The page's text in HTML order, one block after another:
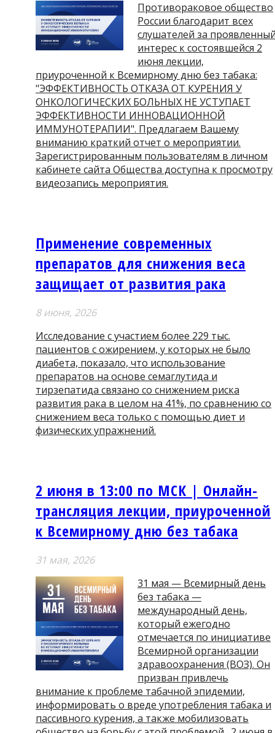
Противораковое общество
России благодарит всех
слушателей за
интерес к состоявшейся 2
июня лекции,
приуроченной к Всемирному дню без табака:
"ЭФФЕКТИВНОСТЬ ОТКАЗА ОТ КУРЕНИЯ У
ОНКОЛОГИЧЕСКИХ БОЛЬНЫХ НЕ УСТУПАЕТ
ЭФФЕКТИВНОСТИ ИННОВАЦИОННОЙ
ИММУНОТЕРАПИИ". Предлагаем Вашему
вниманию краткий отчет о мероприятии.
Зарегистрированным пользователям в личном
кабинете сайта Общества доступна к просмотру
видеозапись мероприятия.
Применение современных
препаратов для снижения веса
защищает от развития рака
8 июня, 2026
Исследование с участием более 229 тыс.
пациентов с ожирением, у которых не было
диабета, показало, что использование
препаратов на основе семаглутида и
тирзепатида связано со снижением риска
развития рака в целом на 41%, по сравнению со
снижением веса только с помощью диет и
физических упражнений.
2 июня в 13:00 по МСК | Онлайн-
трансляция лекции, приуроченной
к Всемирному дню без табака
31 мая, 2026
31 мая — Всемирный день
без табака —
международный день,
который ежегодно
отмечается по инициативе
Всемирной организации
здравоохранения (ВОЗ). Он
призван привлечь
внимание к проблеме табачной эпидемии,
информировать о вреде употребления табака и
пассивного курения, а также мобилизовать